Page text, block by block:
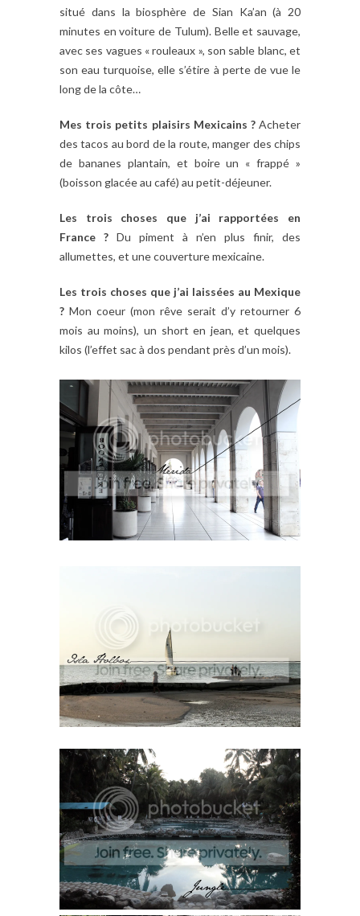
situé dans la biosphère de Sian Ka’an (à 20
minutes en voiture de Tulum). Belle et sauvage,
avec ses vagues « rouleaux », son sable blanc, et
son eau turquoise, elle s’étire à perte de vue le
long de la côte…
Mes trois petits plaisirs Mexicains ?Acheter
des tacos au bord de la route, manger des chips
de bananes plantain, et boire un « frappé »
(boisson glacée au café) au petit-déjeuner.
Les trois choses que j’ai rapportées en
France ? Du piment à n’en plus finir, des
allumettes, et une couverture mexicaine.
Les trois choses que j’ai laissées au Mexique
? Mon coeur (mon rêve serait d’y retourner 6
mois au moins), un short en jean, et quelques
kilos (l’effet sac à dos pendant près d’un mois).